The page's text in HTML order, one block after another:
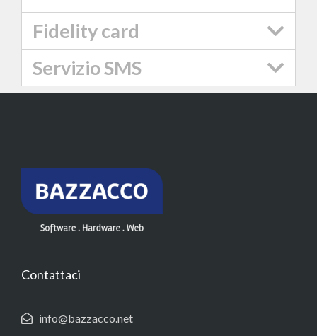
Fidelity card
Servizio SMS
Contattaci
info@bazzacco.net